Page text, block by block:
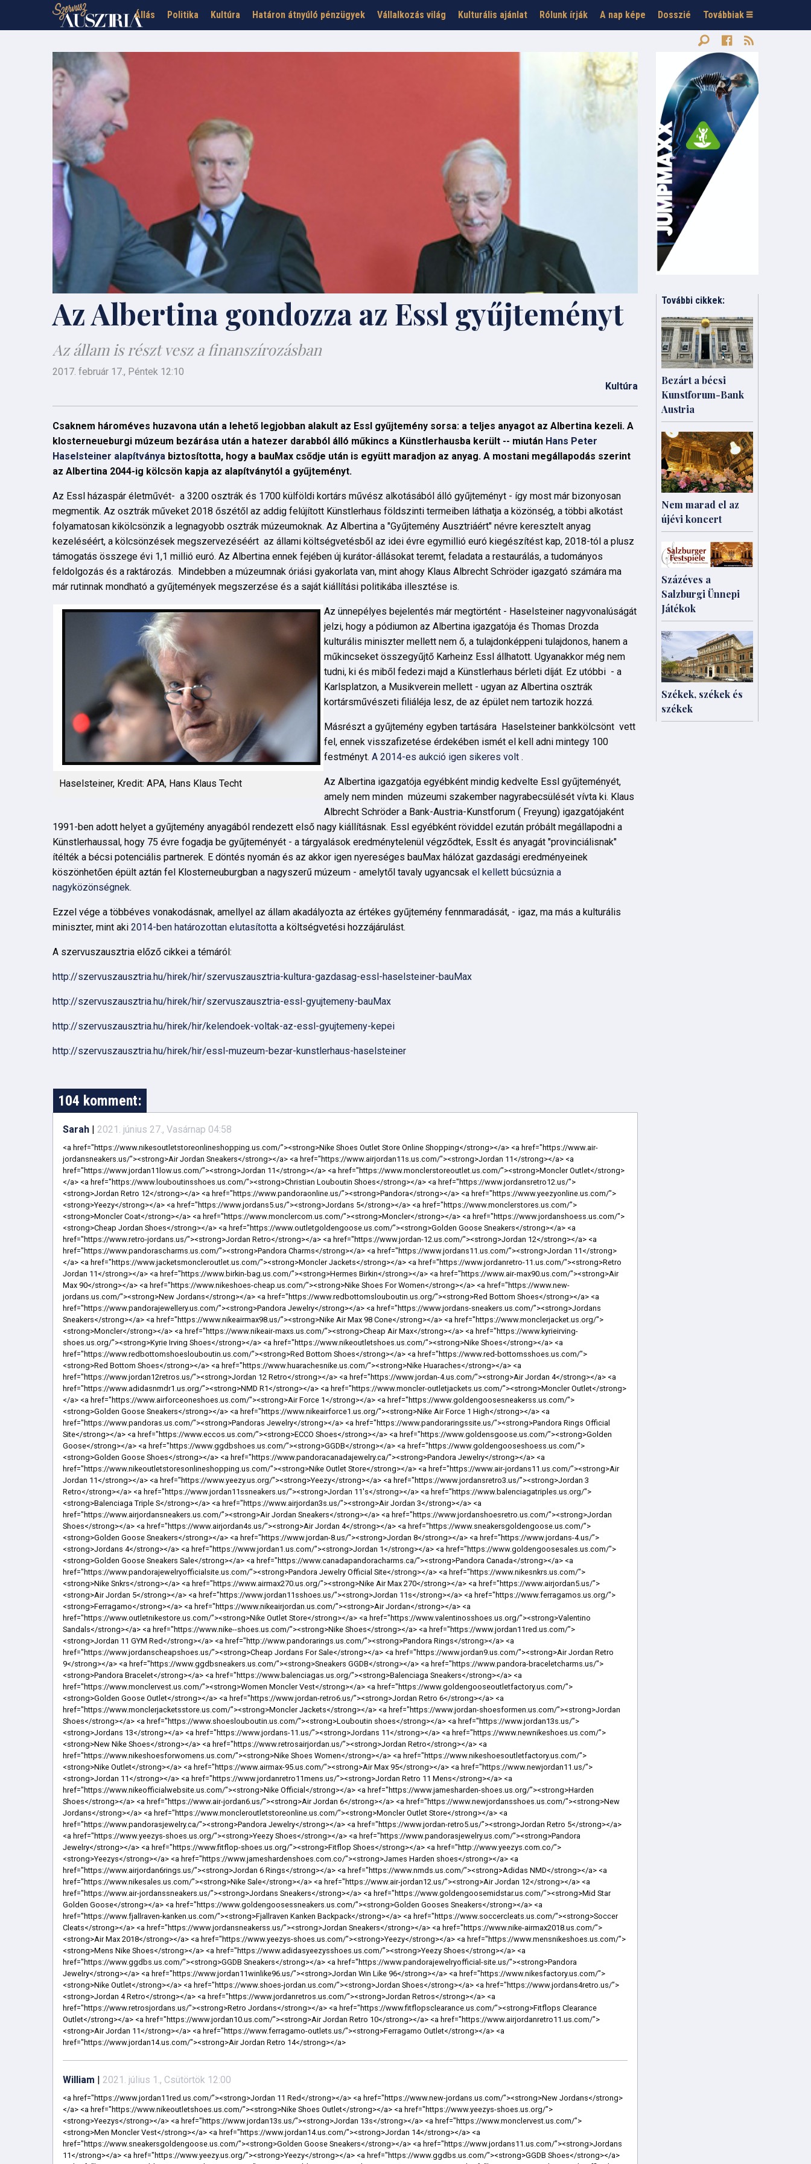
Állás Politika Kultúra Határon átnyúló pénzügyek Vállalkozás világ Kulturális ajánlat Rólunk írják A nap képe Dosszié Továbbiak
Az Albertina gondozza az Essl gyűjteményt
Az állam is részt vesz a finanszírozásban
2017. február 17., Péntek 12:10
Kultúra
Csaknem hároméves huzavona után a lehető legjobban alakult az Essl gyűjtemény sorsa: a teljes anyagot az Albertina kezeli. A
klosterneueburgi múzeum bezárása után a hatezer darabból álló műkincs a Künstlerhausba került -- miután Hans Peter
Haselsteiner alapítványa biztosította, hogy a bauMax csődje után is együtt maradjon az anyag. A mostani megállapodás szerint
az Albertina 2044-ig kölcsön kapja az alapítványtól a gyűjteményt.
Az Essl házaspár életművét- a 3200 osztrák és 1700 külföldi kortárs művész alkotásából álló gyűjteményt - így most már bizonyosan
megmentik. Az osztrák műveket 2018 őszétől az addig felújított Künstlerhaus földszinti termeiben láthatja a közönség, a többi alkotást
folyamatosan kikölcsönzik a legnagyobb osztrák múzeumoknak. Az Albertina a "Gyűjtemény Ausztriáért" névre keresztelt anyag
kezeléséért, a kölcsönzések megszervezéséért az állami költségvetésből az idei évre egymillió euró kiegészítést kap, 2018-tól a plusz
támogatás összege évi 1,1 millió euró. Az Albertina ennek fejében új kurátor-állásokat teremt, feladata a restaurálás, a tudományos
feldolgozás és a raktározás. Mindebben a múzeumnak óriási gyakorlata van, mint ahogy Klaus Albrecht Schröder igazgató számára ma
már rutinnak mondható a gyűjtemények megszerzése és a saját kiállítási politikába illesztése is.
Haselsteiner, Kredit: APA, Hans Klaus Techt
Az ünnepélyes bejelentés már megtörtént - Haselsteiner nagyvonalúságát
jelzi, hogy a pódiumon az Albertina igazgatója és Thomas Drozda
kulturális miniszter mellett nem ő, a tulajdonképpeni tulajdonos, hanem a
műkincseket összegyűjtő Karheinz Essl állhatott. Ugyanakkor még nem
tudni, ki és miből fedezi majd a Künstlerhaus bérleti díját. Ez utóbbi - a
Karlsplatzon, a Musikverein mellett - ugyan az Albertina osztrák
kortársművészeti filiáléja lesz, de az épület nem tartozik hozzá.
Másrészt a gyűjtemény egyben tartására Haselsteiner bankkölcsönt vett
fel, ennek visszafizetése érdekében ismét el kell adni mintegy 100
festményt. A 2014-es aukció igen sikeres volt .
Az Albertina igazgatója egyébként mindig kedvelte Essl gyűjteményét,
amely nem minden múzeumi szakember nagyrabecsülését vívta ki. Klaus
Albrecht Schröder a Bank-Austria-Kunstforum ( Freyung) igazgatójaként
1991-ben adott helyet a gyűjtemény anyagából rendezett első nagy kiállításnak. Essl egyébként röviddel ezután próbált megállapodni a
Künstlerhaussal, hogy 75 évre fogadja be gyűjteményét - a tárgyalások eredménytelenül végződtek, Esslt és anyagát "provinciálisnak"
ítélték a bécsi potenciális partnerek. E döntés nyomán és az akkor igen nyereséges bauMax hálózat gazdasági eredményeinek
köszönhetően épült aztán fel Klosterneuburgban a nagyszerű múzeum - amelytől tavaly ugyancsak el kellett búcsúznia a
nagyközönségnek.
Ezzel vége a többéves vonakodásnak, amellyel az állam akadályozta az értékes gyűjtemény fennmaradását, - igaz, ma más a kulturális
miniszter, mint aki 2014-ben határozottan elutasította a költségvetési hozzájárulást.
A szervuszausztria előző cikkei a témáról:
http://szervuszausztria.hu/hirek/hir/szervuszausztria-kultura-gazdasag-essl-haselsteiner-bauMax
http://szervuszausztria.hu/hirek/hir/szervuszausztria-essl-gyujtemeny-bauMax
http://szervuszausztria.hu/hirek/hir/kelendoek-voltak-az-essl-gyujtemeny-kepei
http://szervuszausztria.hu/hirek/hir/essl-muzeum-bezar-kunstlerhaus-haselsteiner
104 komment:
Sarah | 2021. június 27., Vasárnap 04:58
<a href="https://www.nikesoutletstoreonlineshopping.us.com/"><strong>Nike Shoes Outlet Store Online Shopping</strong></a> <a href="https://www.air-jordansneakers.us/"><strong>Air Jordan Sneakers</strong></a> <a href="https://www.airjordan11s.us.com/"><strong>Jordan 11</strong></a> <a href="https://www.jordan11low.us.com/"><strong>Jordan 11</strong></a> <a href="https://www.monclerstoreoutlet.us.com/"><strong>Moncler Outlet</strong></a> <a href="https://www.louboutinsshoes.us.com/"><strong>Christian Louboutin Shoes</strong></a> <a href="https://www.jordansretro12.us/"><strong>Jordan Retro 12</strong></a> <a href="https://www.pandoraonline.us/"><strong>Pandora</strong></a> <a href="https://www.yeezyonline.us.com/"><strong>Yeezy</strong></a> <a href="https://www.jordans5.us/"><strong>Jordans 5</strong></a> <a href="https://www.monclerstores.us.com/"><strong>Moncler Coat</strong></a> <a href="https://www.monclercom.us.com/"><strong>Moncler</strong></a> <a href="https://www.jordanshoess.us.com/"><strong>Cheap Jordan Shoes</strong></a> <a href="https://www.outletgoldengoose.us.com/"><strong>Golden Goose Sneakers</strong></a> <a href="https://www.retro-jordans.us/"><strong>Jordan Retro</strong></a> <a href="https://www.jordan-12.us.com/"><strong>Jordan 12</strong></a> <a href="https://www.pandorascharms.us.com/"><strong>Pandora Charms</strong></a> <a href="https://www.jordans11.us.com/"><strong>Jordan 11</strong></a> <a href="https://www.jacketsmoncleroutlet.us.com/"><strong>Moncler Jackets</strong></a> <a href="https://www.jordanretro-11.us.com/"><strong>Retro Jordan 11</strong></a> <a href="https://www.birkin-bag.us.com/"><strong>Hermes Birkin</strong></a> <a href="https://www.air-max90.us.com/"><strong>Air Max 90</strong></a> <a href="https://www.nikeshoes-cheap.us.com/"><strong>Nike Shoes For Women</strong></a> <a href="https://www.new-jordans.us.com/"><strong>New Jordans</strong></a> <a href="https://www.redbottomslouboutin.us.org/"><strong>Red Bottom Shoes</strong></a> <a href="https://www.pandorajewellery.us.com/"><strong>Pandora Jewelry</strong></a> <a href="https://www.jordans-sneakers.us.com/"><strong>Jordans Sneakers</strong></a> <a href="https://www.nikeairmax98.us/"><strong>Nike Air Max 98 Cone</strong></a> <a href="https://www.monclerjacket.us.org/"><strong>Moncler</strong></a> <a href="https://www.nikeair-maxs.us.com/"><strong>Cheap Air Max</strong></a> <a href="https://www.kyrieirving-shoes.us.org/"><strong>Kyrie Irving Shoes</strong></a> <a href="https://www.nikeoutletshoes.us.com/"><strong>Nike Shoes</strong></a> <a href="https://www.redbottomshoeslouboutin.us.com/"><strong>Red Bottom Shoes</strong></a> <a href="https://www.red-bottomsshoes.us.com/"><strong>Red Bottom Shoes</strong></a> <a href="https://www.huarachesnike.us.com/"><strong>Nike Huaraches</strong></a> <a href="https://www.jordan12retros.us/"><strong>Jordan 12 Retro</strong></a> <a href="https://www.jordan-4.us.com/"><strong>Air Jordan 4</strong></a> <a href="https://www.adidasnmdr1.us.org/"><strong>NMD R1</strong></a> <a href="https://www.moncler-outletjackets.us.com/"><strong>Moncler Outlet</strong></a> <a href="https://www.airforceoneshoes.us.com/"><strong>Air Force 1</strong></a> <a href="https://www.goldengoosesneakerss.us.com/"><strong>Golden Goose Sneakers</strong></a> <a href="https://www.nikeairforce1.us.org/"><strong>Nike Air Force 1 High</strong></a> <a href="https://www.pandoras.us.com/"><strong>Pandoras Jewelry</strong></a> <a href="https://www.pandoraringssite.us/"><strong>Pandora Rings Official Site</strong></a> <a href="https://www.eccos.us.com/"><strong>ECCO Shoes</strong></a> <a href="https://www.goldensgoose.us.com/"><strong>Golden Goose</strong></a> <a href="https://www.ggdbshoes.us.com/"><strong>GGDB</strong></a> <a href="https://www.goldengooseshoess.us.com/"><strong>Golden Goose Shoes</strong></a> <a href="https://www.pandoracanadajewelry.ca/"><strong>Pandora Jewelry</strong></a> <a href="https://www.nikeoutletstoresonlineshopping.us.com/"><strong>Nike Outlet Store</strong></a> <a href="https://www.air-jordans11.us.com/"><strong>Air Jordan 11</strong></a> <a href="https://www.yeezy.us.org/"><strong>Yeezy</strong></a> <a href="https://www.jordansretro3.us/"><strong>Jordan 3 Retro</strong></a> <a href="https://www.jordan11ssneakers.us/"><strong>Jordan 11's</strong></a> <a href="https://www.balenciagatriples.us.org/"><strong>Balenciaga Triple S</strong></a> <a href="https://www.airjordan3s.us/"><strong>Air Jordan 3</strong></a> <a href="https://www.airjordansneakers.us.com/"><strong>Air Jordan Sneakers</strong></a> <a href="https://www.jordanshoesretro.us.com/"><strong>Jordan Shoes</strong></a> <a href="https://www.airjordan4s.us/"><strong>Air Jordan 4</strong></a> <a href="https://www.sneakersgoldengoose.us.com/"><strong>Golden Goose Sneakers</strong></a> <a href="https://www.jordan-8.us/"><strong>Jordan 8</strong></a> <a href="https://www.jordans-4.us/"><strong>Jordans 4</strong></a> <a href="https://www.jordan1.us.com/"><strong>Jordan 1</strong></a> <a href="https://www.goldengoosesales.us.com/"><strong>Golden Goose Sneakers Sale</strong></a> <a href="https://www.canadapandoracharms.ca/"><strong>Pandora Canada</strong></a> <a href="https://www.pandorajewelryofficialsite.us.com/"><strong>Pandora Jewelry Official Site</strong></a> <a href="https://www.nikesnkrs.us.com/"><strong>Nike Snkrs</strong></a> <a href="https://www.airmax270.us.org/"><strong>Nike Air Max 270</strong></a> <a href="https://www.airjordan5.us/"><strong>Air Jordan 5</strong></a> <a href="https://www.jordan11sshoes.us/"><strong>Jordan 11s</strong></a> <a href="https://www.ferragamos.us.org/"><strong>Ferragamo</strong></a> <a href="https://www.nikeairjordan.us.com/"><strong>Air Jordan</strong></a> <a href="https://www.outletnikestore.us.com/"><strong>Nike Outlet Store</strong></a> <a href="https://www.valentinosshoes.us.org/"><strong>Valentino Sandals</strong></a> <a href="https://www.nike--shoes.us.com/"><strong>Nike Shoes</strong></a> <a href="https://www.jordan11red.us.com/"><strong>Jordan 11 GYM Red</strong></a> <a href="http://www.pandorarings.us.com/"><strong>Pandora Rings</strong></a> <a href="https://www.jordanscheapshoes.us/"><strong>Cheap Jordans For Sale</strong></a> <a href="https://www.jordan9.us.com/"><strong>Air Jordan Retro 9</strong></a> <a href="https://www.ggdbsneakers.us.com/"><strong>Sneakers GGDB</strong></a> <a href="https://www.pandora-braceletcharms.us/"><strong>Pandora Bracelet</strong></a> <a href="https://www.balenciagas.us.org/"><strong>Balenciaga Sneakers</strong></a> <a href="https://www.monclervest.us.com/"><strong>Women Moncler Vest</strong></a> <a href="https://www.goldengooseoutletfactory.us.com/"><strong>Golden Goose Outlet</strong></a> <a href="https://www.jordan-retro6.us/"><strong>Jordan Retro 6</strong></a> <a href="https://www.monclerjacketsstore.us.com/"><strong>Moncler Jackets</strong></a> <a href="https://www.jordan-shoesformen.us.com/"><strong>Jordan Shoes</strong></a> <a href="https://www.shoeslouboutin.us.com/"><strong>Louboutin shoes</strong></a> <a href="https://www.jordan13s.us/"><strong>Jordans 13</strong></a> <a href="https://www.jordans-11.us/"><strong>Jordans 11</strong></a> <a href="https://www.newnikeshoes.us.com/"><strong>New Nike Shoes</strong></a> <a href="https://www.retrosairjordan.us/"><strong>Jordan Retro</strong></a> <a href="https://www.nikeshoesforwomens.us.com/"><strong>Nike Shoes Women</strong></a> <a href="https://www.nikeshoesoutletfactory.us.com/"><strong>Nike Outlet</strong></a> <a href="https://www.airmax-95.us.com/"><strong>Air Max 95</strong></a> <a href="https://www.newjordan11.us/"><strong>Jordan 11</strong></a> <a href="https://www.jordanretro11mens.us/"><strong>Jordan Retro 11 Mens</strong></a> <a href="https://www.nikeofficialwebsite.us.com/"><strong>Nike Official</strong></a> <a href="https://www.jamesharden-shoes.us.org/"><strong>Harden Shoes</strong></a> <a href="https://www.air-jordan6.us/"><strong>Air Jordan 6</strong></a> <a href="https://www.newjordansshoes.us.com/"><strong>New Jordans</strong></a> <a href="https://www.moncleroutletstoreonline.us.com/"><strong>Moncler Outlet Store</strong></a> <a href="https://www.pandorasjewelry.ca/"><strong>Pandora Jewelry</strong></a> <a href="https://www.jordan-retro5.us/"><strong>Jordan Retro 5</strong></a> <a href="https://www.yeezys-shoes.us.org/"><strong>Yeezy Shoes</strong></a> <a href="https://www.pandorasjewelry.us.com/"><strong>Pandora Jewelry</strong></a> <a href="https://www.fitflop-shoes.us.org/"><strong>Fitflop Shoes</strong></a> <a href="http://www.yeezys.com.co/"><strong>Yeezys</strong></a> <a href="https://www.jameshardenshoes.com.co/"><strong>James Harden shoes</strong></a> <a href="https://www.airjordan6rings.us/"><strong>Jordan 6 Rings</strong></a> <a href="https://www.nmds.us.com/"><strong>Adidas NMD</strong></a> <a href="https://www.nikesales.us.com/"><strong>Nike Sale</strong></a> <a href="https://www.air-jordan12.us/"><strong>Air Jordan 12</strong></a> <a href="https://www.air-jordanssneakers.us/"><strong>Jordans Sneakers</strong></a> <a href="https://www.goldengoosemidstar.us.com/"><strong>Mid Star Golden Goose</strong></a> <a href="https://www.goldengoosessneakers.us.com/"><strong>Golden Gooses Sneakers</strong></a> <a href="https://www.fjallraven-kanken.us.com/"><strong>Fjallraven Kanken Backpack</strong></a> <a href="https://www.soccercleats.us.com/"><strong>Soccer Cleats</strong></a> <a href="https://www.jordansneakerss.us/"><strong>Jordan Sneakers</strong></a> <a href="https://www.nike-airmax2018.us.com/"><strong>Air Max 2018</strong></a> <a href="https://www.yeezys-shoes.us.com/"><strong>Yeezy</strong></a> <a href="https://www.mensnikeshoes.us.com/"><strong>Mens Nike Shoes</strong></a> <a href="https://www.adidasyeezysshoes.us.com/"><strong>Yeezy Shoes</strong></a> <a href="https://www.ggdbs.us.com/"><strong>GGDB Sneakers</strong></a> <a href="https://www.pandorajewelryofficial-site.us/"><strong>P
William | 2021. július 1., Csütörtök 12:00
<a href="https://www.jordan11red.us.com/"><strong>Jordan 11 Red</strong></a> <a href="https://www.new-jordans.us.com/"><strong>New Jordans</strong></a> <a href="https://www.nikeoutletshoes.us.com/"><strong>Nike Shoes Outlet</strong></a> <a href="https://www.yeezys-shoes.us.org/"><strong>Yeezys</strong></a> <a href="https://www.jordan13s.us/"><strong>Jordan 13s</strong></a> <a href="https://www.monclervest.us.com/"><strong>Men Moncler Vest</strong></a> <a href="https://www.jordan14.us.com/"><strong>Jordan 14</strong></a> <a href="https://www.sneakersgoldengoose.us.com/"><strong>Golden Goose Sneakers</strong></a> <a href="https://www.jordans11.us.com/"><strong>Jordans 11</strong></a> <a href="https://www.yeezy.us.org/"><strong>Yeezy</strong></a> <a href="https://www.ggdbs.us.com/"><strong>GGDB Shoes</strong></a> <a href="https://www.goldengoosesneakerss.us.com/"><strong>Golden Goose Sneakers Women</strong></a> <a href="https://www.pandorajewelryofficial-site.us/"><strong>Pandora Jewelry</strong></a> <a href="https://www.newjordansshoes.us.com/"><strong>Jordans 2021</strong></a> <a href="https://www.pandoraringssite.us/"><strong>Pandora Ring</strong></a> <a href="https://www.ferragamo-outlets.us/"><strong>Ferragamo Outlet</strong></a> <a href="https://www.jordan1.us.com/"><strong>Jordan 1 Retro</strong></a> <a href="https://www.jordanretro-11.us.com/"><strong>Jordan 11</strong></a> <a href="https://www.airjordan4s.us/"><strong>Air Jordan 4 Retro</strong></a> <a href="https://www.pandoras.us.com/"><strong>Pandora</strong></a> <a href="https://www.shoeslouboutin.us.com/"><strong>Christian Louboutin</strong></a> <a href="https://www.jordanshoess.us.com/"><strong>Jordan Shoes For Women</strong></a> <a href="https://www.goldengoosesales.us.com/"><strong>Golden Goose Sale</strong></a> <a href="https://www.birkin-bag.us.com/"><strong>Hermes Birkin</strong></a> <a href="https://www.pandorascharms.us.com/"><strong>Pandora Charms Sale Clearance</strong></a> <a href="https://www.jordan11winlike96.us/"><strong>Win Like 96</strong></a> <a href="https://www.soccercleats.us.com/"><strong>Soccer Shoes</strong></a> <a href="https://www.huarachesnike.us.com/"><strong>Nike Huarache</strong></a> <a href="https://www.retro-jordans.us/"><strong>Jordans Retro</strong></a> <a href="https://www.jordan12retros.us/"><strong>Jordan Retro 12</strong></a> <a href="https://www.pandorajewelryofficialsite.us.com/"><strong>Pandora Jewelry</strong></a> <a href="https://www.pandorasjewelry.ca/"><strong>Pandora Jewelry</strong></a> <a href="https://www.nikeairmax98.us/"><strong>Nike Air Max 98</strong></a> <a href="https://www.nikeofficialwebsite.us.com/"><strong>Nike Website</strong></a> <a href="https://www.goldengooseshoess.us.com/"><strong>Golden Goose Shoes Women</strong></a> <a href="https://www.airforceoneshoes.us.com/"><strong>Air Force 1</strong></a> <a href="https://www.adidasnmdr1.us.org/"><strong>Adidas NMD</strong></a> <a href="https://www.jordans5.us/"><strong>Jordans 5</strong></a> <a href="https://www.jordans4retro.us/"><strong>Jordan 4 Retro</strong></a> <a href="https://www.air-jordansneakers.us/"><strong>Jordan Sneakers</strong></a> <a href="https://www.monclercom.us.com/"><strong>Moncler Coats</strong></a> <a href="https://www.jordan11sshoes.us/"><strong>Jordan 11s</strong></a> <a href="https://www.jordan-12.us.com/"><strong>Jordan 12</strong></a> <a href="https://www.monclerstores.us.com/"><strong>Moncler Coat</strong></a> <a href="https://www.balenciagatriples.us.org/"><strong>Triple S Balenciaga</strong></a> <a href="https://www.moncler-outletjackets.us.com/"><strong>Moncler Jackets</strong></a> <a href="https://www.nike--shoes.us.com/"><strong>Nike Shoes</strong></a> <a href="https://www.airjordan6rings.us/"><strong>Jordan 6 Rings</strong></a> <a href="https://www.goldengoosessneakers.us.com/"><strong>Golden Gooses Sneakers Sale</strong></a> <a href="https://www.jordansretro3.us/"><strong>Jordan Retro 3</strong></a> <a href="https://www.jordan11ssneakers.us/"><strong>Jordan 11's</strong></a> <a href="https://www.nikesnkrs.us.com/"><strong>Nike Snkrs</strong></a> <a href="https://www.nikeairforce1.us.org/"><strong>Nike Air Force</strong></a> <a href="https://www.louboutinsshoes.us.com/"><strong>Louboutin Shoes</strong></a> <a href="https://www.pandorajewellery.us.com/"><strong>Pandora Charms</strong></a> <a href="https://www.ferragamos.us.org/"><strong>Ferragamo</strong></a> <a href="https://www.nikesoutletstoreonlineshopping.us.com/"><strong>Nike Outlet Store Online Shopping</strong></a> <a href="https://www.valentinosshoes.us.org/"><strong>Valentino</strong></a> <a href="https://www.newjordan11.us/"><strong>New Jordan 11</strong></a> <a href="https://www.jordan10.us.com/"><strong>Air Jordan Retro 10</strong></a> <a href="https://www.goldengooseoutletfactory.us.com/"><strong>Golden Goose Outlets</strong></a> <a href="https://www.airjordansneakers.us.com/"><strong>Air Jordan</strong></a> <a href="https://www.nikeshoesoutletfactory.us.com/"><strong>Nike Outlet</strong></a> <a href="https://www.yeezyonline.us.com/"><strong>Adidas Yeezy</strong></a> <a href="https://www.yeezys-shoes.us.com/"><strong>Yeezy</strong></a> <a href="https://www.jordansretro12.us/"><strong>Jordan Retro 12</strong></a> <a href="https://www.adidasyeezysshoes.us.com/"><strong>Adidas Yeezy</strong></a> <a href="https://www.ggdbshoes.us.com/"><strong>GGDB Shoes</strong></a> <a href="https://www.jordan-retro5.us/"><strong>Air Jordan 5 Retro</strong></a> <a href="https://www.airjordan5.us/"><strong>Air Jordan 5 Retro</strong></a> <a href="https://www.jordan-4.us.com/"><strong>Air Jordan 4</strong></a> <a href="https://www.monclerjacketsstore.us.com/"><strong>Moncler Jackets</strong></a> <a href="https://www.jameshardenshoes.com.co/"><strong>James Harden shoes</strong></a> <a href="https://www.nikeoutletstoresonlineshopping.us.com/"><strong>Nike Outlet Store Online Shopping</strong></a> <a href="https://www.outletgoldengoose.us.com/"><strong>Outlet Golden Goose</strong></a> <a href="https://www.goldengoosemidstar.us.com/"><strong>Mid Star Golden Goose</strong></a> <a href="https://www.red-bottomsshoes.us.com/"><strong>Red Bottom Shoes</strong></a> <a href="https://www.nike-airmax2018.us.com/"><strong>Air Max 2018</strong></a> <a href="https://www.balenciagas.us.org/"><strong>Balenciaga Sneakers</strong></a> <a href="https://www.nikesfactory.us.com/"><strong>Nike Factory Outlet</strong></a> <a href="https://www.air-jordan6.us/"><strong>Air Jordan 6 Retro</strong></a> <a href="https://www.jordanshoesretro.us.com/"><strong>Jordan Shoes For Men</strong></a> <a href="https://www.pandoraonline.us/"><strong>Pandora</strong></a> <a href="https://www.jordan9.us.com/"><strong>Jordan 9</strong></a> <a href="https://www.redbottomshoeslouboutin.us.com/"><strong>Red Bottom Shoes</strong></a> <a href="https://www.jordan-shoesformen.us.com/"><strong>Jordan Shoes</strong></a> <a href="https://www.air-jordan12.us/"><strong>Air Jordan 12 Retro</strong></a> <a href="https://www.nikesales.us.com/"><strong>Nike Sale</strong></a> <a href="https://www.nmds.us.com/"><strong>NMD</strong></a> <a href="https://www.nikeshoes-cheap.us.com/"><strong>Nike Shoes</strong></a> <a href="https://www.jordan11low.us.com/"><strong>Jordan 11</strong></a> <a href="https://www.nikeairjordan.us.com/"><strong>Nike Air Jordan</strong></a> <a href="https://www.airjordan11s.us.com/"><strong>Air Jordan 11</strong></a> <a href="https://www.jordansneakerss.us/"><strong>Jordans Sneakers</strong></a> <a href="https://www.ggdbsneakers.us.com/"><strong>GGDB Sneaker</strong></a> <a href="https://www.jordan-8.us/"><strong>Jordan 8</strong></a> <a href="https://www.nikeshoesforwomens.us.com/"><strong>Nike Shoes For Women</strong></a> <a href="https://www.jordans-sneakers.us.com/"><strong>Jordans Sneakers</strong></a> <a href="https://www.airmax270.us.org/"><strong>Air Max 270</strong></a> <a href="https://www.newnikeshoes.us.com/"><strong>New Nikes</strong></a> <a href="https://www.airjordan3s.us/"><strong>Jordan 3</strong></a> <a href="https://www.pandoracanadajewelry.ca/"><strong>Pandora</strong></a> <a href="https://www.jacketsmoncleroutlet.us.com/"><strong>Moncler Outlet</strong></a> <a href="https://www.monclerstoreoutlet.us.com/"><strong>Outlet Moncler</strong></a> <a href="https://www.airmax-95.us.com/"><strong>Air Max 95</strong></a> <a href="https://www.jordanretros.us.com/"><strong>Retro Jordan</strong></a> <a href="https://www.nikeair-maxs.us.com/"><strong>Nike Air Max</strong></a> <a href="http://www.yeezys.com.co/"><strong>Yeezys</strong></a> <a href="https://www.fitflop-shoes.us.org/"><strong>Fitflop Sandals</strong></a> <a href="https://www.retrosairjordan.us/"><strong>Jordan Retro</strong></a> <a href="https://www.fitflopsclearance.us.com/"><strong>Fitflops Sale Clearance</strong></a> <a href="https://www.jordans-11.us/"><strong>Jordan 11</strong></a> <a href="https://www.outletnikestore.us.com/"><strong>Nike Outlet</strong></a> <a href="https://www.jordanretro11mens.us/"><strong>Jordan 11 Retro</strong></a> <a href="https://www.jamesharden-shoes.us.org/"><strong>James Harden Shoes</strong></a> <a href="https://www.mensnikeshoes.us.com/"><strong>Men's Nike Shoes</strong></a> <a href="https://www.jordanscheapshoes.us/"><strong>Cheap Jordan Shoes</strong></a> <a href="https://www.moncleroutletstoreonline.us.com/"><strong>Moncler Outlet</strong></a> <a href="https://www.pandora-braceletcharms.us/"><strong>Pandora Bracelets</strong></a> <a href="https://www.air-max90.us.com/"><strong>Air Max 90</strong></a> <a href="https://www.shoes-jordan.us.com/"><strong>Jordan Shoes</strong></a> <a href="https://www.canadapandoracharms.ca/"><strong>Pandora Charms Canada</strong></a> <a href="https://www.pandorasjewelry.us.com/"><strong>Pandora</strong></a> <a href="http://www.pandorarings.us.com/"><strong>Pandora Ring</strong></a> <a href="https://www.air-jordanssneakers.us/"><strong>Jordan Sneakers</strong></a> <a hr
További cikkek:
Bezárt a bécsi
Kunstforum-Bank
Austria
Nem marad el az
újévi koncert
Százéves a
Salzburgi Ünnepi
Játékok
Székek, székek és
székek